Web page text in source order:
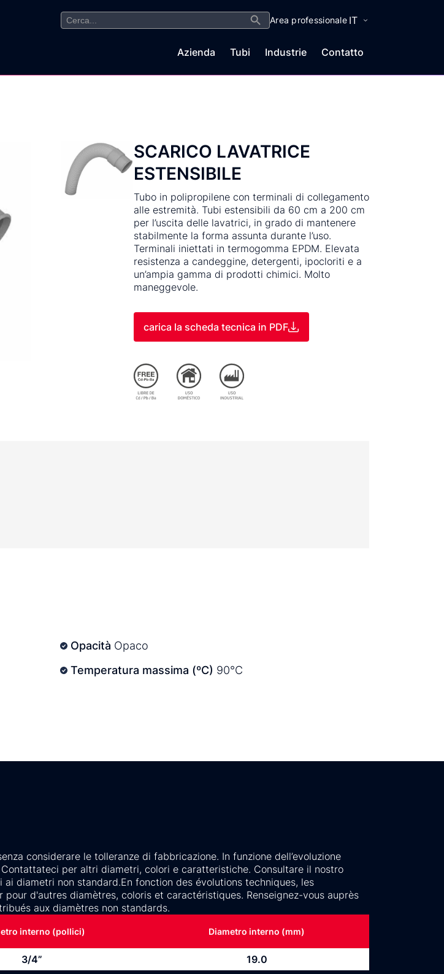
Search
for:
Search Button
Area professionale IT
Azienda Tubi Industrie Contatto
SCARICO LAVATRICE
ESTENSIBILE
Tubo in polipropilene con terminali di collegamento
alle estremità. Tubi estensibili da 60 cm a 200 cm
per l’uscita delle lavatrici, in grado di mantenere
stabilmente la forma assunta durante l’uso.
Terminali iniettati in termogomma EPDM. Elevata
resistenza a candeggine, detergenti, ipocloriti e a
un’ampia gamma di prodotti chimici. Molto
maneggevole.
carica la scheda tecnica in PDF
Opacità Opaco
Temperatura massima (ºC) 90°C
considerare le tolleranze di fabbricazione. In funzione dell’evoluzione
per altri diametri, colori e caratteristiche. Consultare il nostro
diametri non standard.En fonction des évolutions techniques, les
d'autres diamètres, coloris et caractéristiques. Renseignez-vous auprès
aux diamètres non standards.
interno (pollici) Diametro interno (mm)
3/4” 19.0